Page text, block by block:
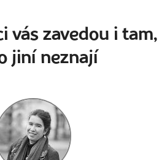
vás zavedou i tam,
jiní neznají